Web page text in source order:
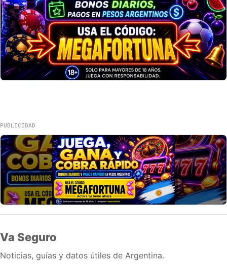
PUBLICIDAD
Va Seguro
Noticias, guías y datos útiles de Argentina.